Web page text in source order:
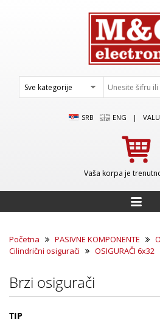
SRB ENG |
Vaša korpa je
Početna PASIVNE KOMPONENTE
Cilindrični osigurači
OSIGURAČI 6x32
Brzi osigurači
TIP